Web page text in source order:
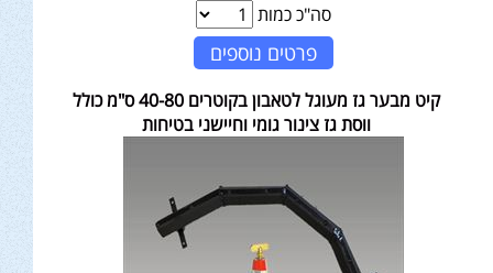
סה"כ כמות
פרטים נוספים
קיט מבער גז מעוגל לטאבון בקוטרים 40-80 ס"מ כולל
ווסת גז צינור גומי וחיישני בטיחות